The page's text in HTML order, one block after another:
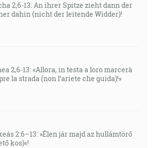
2,6-13: An ihrer Spitze zieht dann der
dahin (nicht der leitende Widder)!
2,6-13: «Allora, in testa a loro marcerà
la strada (non l’ariete che guida)!»
2:6–13: »Élen jár majd az hullámtörő
kos)«!